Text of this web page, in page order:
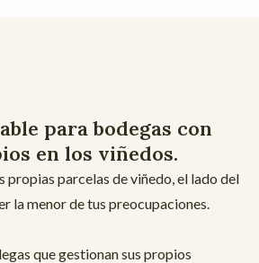
para bodegas con
en los viñedos.
propias parcelas de viñedo, el lado del
la menor de tus preocupaciones.
que gestionan sus propios